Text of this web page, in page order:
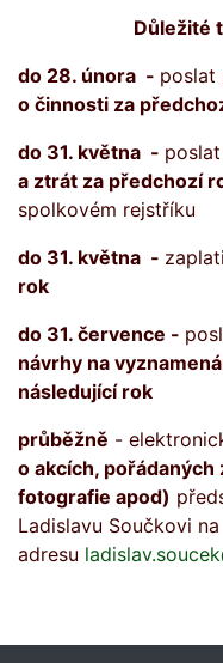
Důležité
do 28. února - poslat
o činnosti za
do 31. května -
a ztrát za předchozí
spolkovém rejstříku
do 31. května -
rok
do 31. července -
návrhy na
následující rok
průběžně -
o akcích,
fotografie apod)
Ladislavu Součkovi na
adresu